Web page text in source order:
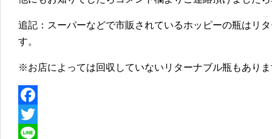
追記：スーパーなどで市販されているホッピーの瓶はリ
す。
※お店によっては回収していないリターナブル瓶もあり
F
a
T